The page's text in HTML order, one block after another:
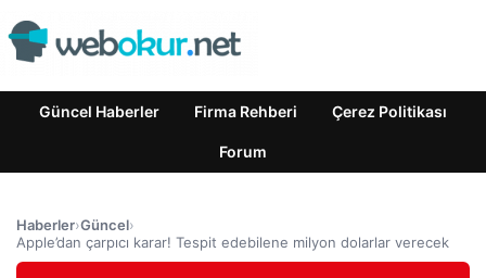
Güncel Haberler Firma Rehberi Çerez Politikası
Forum
Haberler›Güncel›
Apple’dan çarpıcı karar! Tespit edebilene milyon dolarlar verecek